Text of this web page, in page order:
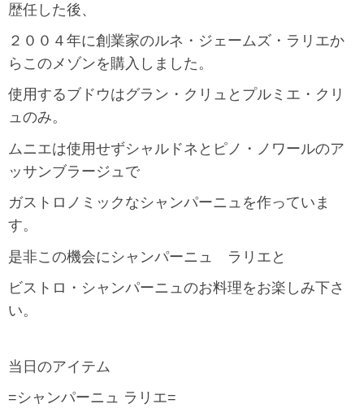
歴任した後、
２００４年に創業家のルネ・ジェームズ・ラリエか
らこのメゾンを購入しました。
使用するブドウはグラン・クリュとプルミエ・クリ
ュのみ。
ムニエは使用せずシャルドネとピノ・ノワールのア
ッサンブラージュで
ガストロノミックなシャンパーニュを作っていま
す。
是非この機会にシャンパーニュ ラリエと
ビストロ・シャンパーニュのお料理をお楽しみ下さ
い。
当日のアイテム
=シャンパーニュ ラリエ=